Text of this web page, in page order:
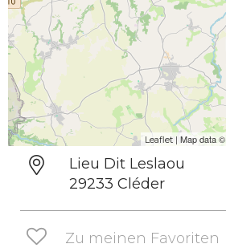
Leaflet | Map data ©
Lieu Dit Leslaou
29233 Cléder
Zu meinen Favoriten